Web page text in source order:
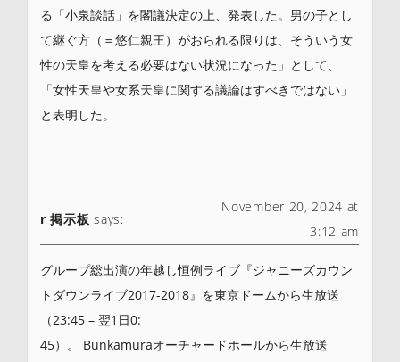
る「小泉談話」を閣議決定の上、発表した。男の子とし
て継ぐ方（＝悠仁親王）がおられる限りは、そういう女
性の天皇を考える必要はない状況になった」として、
「女性天皇や女系天皇に関する議論はすべきではない」
と表明した。
r 掲示板 says:
November 20, 2024 at
3:12 am
グループ総出演の年越し恒例ライブ『ジャニーズカウン
トダウンライブ2017-2018』を東京ドームから生放送
（23:45 – 翌1日0:
45）。 Bunkamuraオーチャードホールから生放送